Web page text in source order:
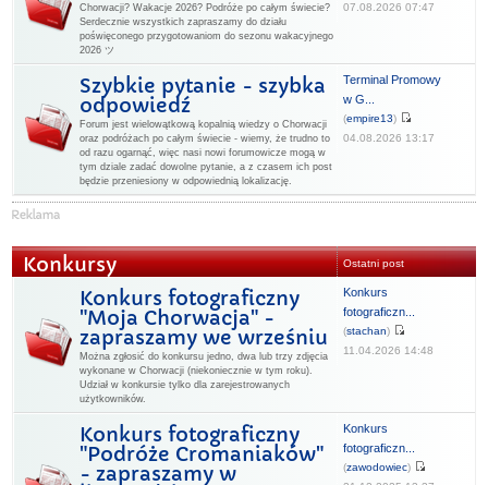
Chorwacji? Wakacje 2026? Podróże po całym świecie?
Serdecznie wszystkich zapraszamy do działu
poświęconego przygotowaniom do sezonu wakacyjnego
2026 ツ
07.08.2026 07:47
Szybkie pytanie - szybka
odpowiedź
Forum jest wielowątkową kopalnią wiedzy o Chorwacji
oraz podróżach po całym świecie - wiemy, że trudno to
od razu ogarnąć, więc nasi nowi forumowicze mogą w
tym dziale zadać dowolne pytanie, a z czasem ich post
będzie przeniesiony w odpowiednią lokalizację.
Terminal Promowy
w G...
(empire13)
04.08.2026 13:17
Konkursy Ostatni post
Konkurs fotograficzny
"Moja Chorwacja" -
zapraszamy we wrześniu
Można zgłosić do konkursu jedno, dwa lub trzy zdjęcia
wykonane w Chorwacji (niekoniecznie w tym roku).
Udział w konkursie tylko dla zarejestrowanych
użytkowników.
Konkurs
fotograficzn...
(stachan)
11.04.2026 14:48
Konkurs fotograficzny
"Podróże Cromaniaków"
- zapraszamy w
Konkurs
fotograficzn...
(zawodowiec)